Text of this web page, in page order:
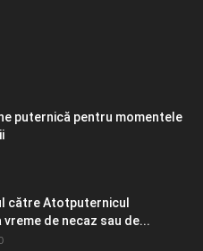
puternică pentru momentele
către Atotputernicul
vreme de necaz sau de...